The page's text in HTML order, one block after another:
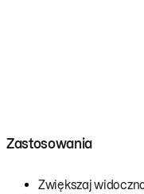
Zastosowania
Zwiększaj